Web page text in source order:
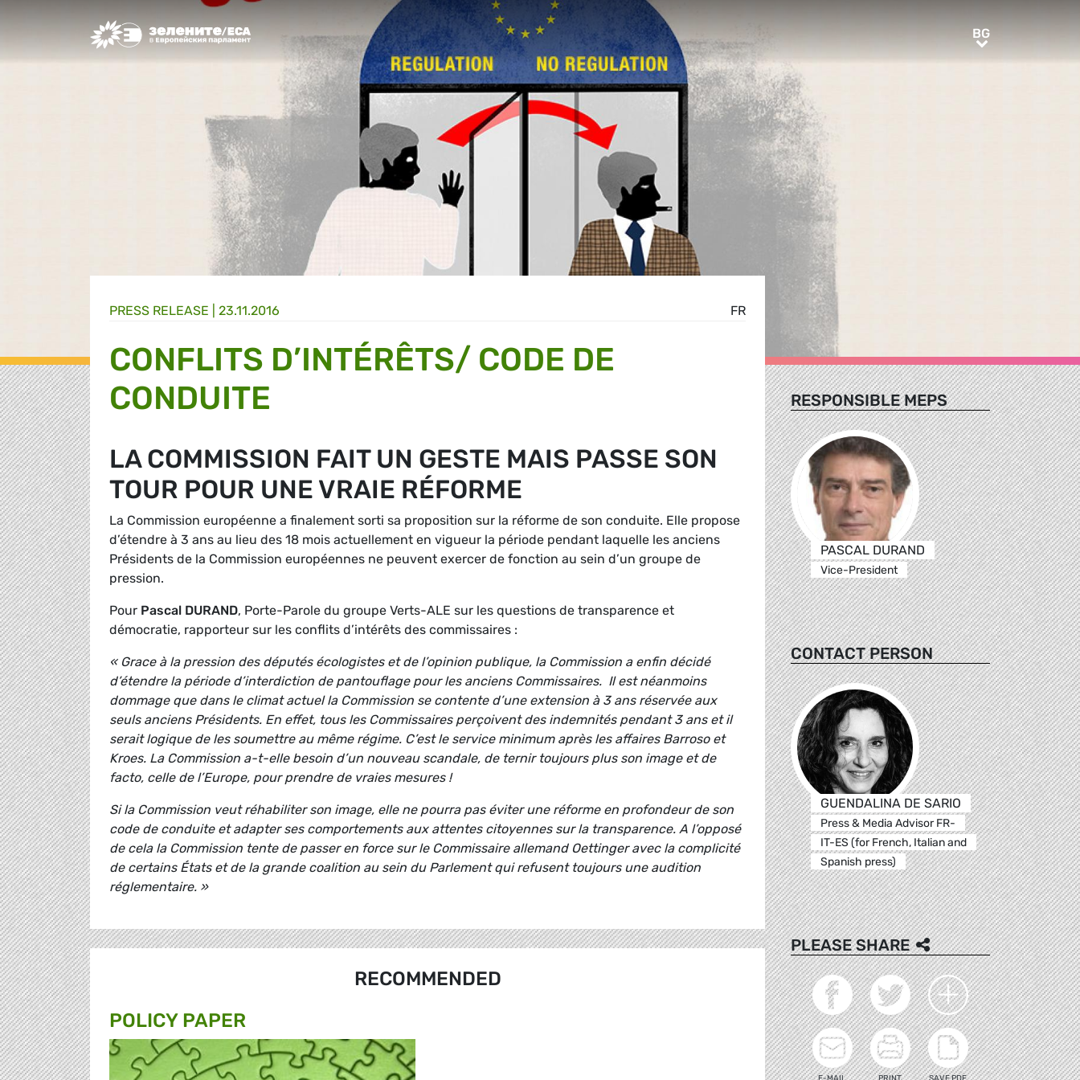
Greens/EFA Home BGBG
FR
PRESS RELEASE | 23.11.2016
CONFLITS D’INTÉRÊTS/ CODE DE
CONDUITE
LA COMMISSION FAIT UN GESTE MAIS PASSE SON
TOUR POUR UNE VRAIE RÉFORME
La Commission européenne a finalement sorti sa proposition sur la réforme de son conduite. Elle propose
d’étendre à 3 ans au lieu des 18 mois actuellement en vigueur la période pendant laquelle les anciens
Présidents de la Commission européennes ne peuvent exercer de fonction au sein d’un groupe de
pression.
Pour Pascal DURAND, Porte-Parole du groupe Verts-ALE sur les questions de transparence et
démocratie, rapporteur sur les conflits d’intérêts des commissaires :
« Grace à la pression des députés écologistes et de l’opinion publique, la Commission a enfin décidé
d’étendre la période d’interdiction de pantouflage pour les anciens Commissaires. Il est néanmoins
dommage que dans le climat actuel la Commission se contente d’une extension à 3 ans réservée aux
seuls anciens Présidents. En effet, tous les Commissaires perçoivent des indemnités pendant 3 ans et il
serait logique de les soumettre au même régime. C’est le service minimum après les affaires Barroso et
Kroes. La Commission a-t-elle besoin d’un nouveau scandale, de ternir toujours plus son image et de
facto, celle de l’Europe, pour prendre de vraies mesures !
Si la Commission veut réhabiliter son image, elle ne pourra pas éviter une réforme en profondeur de son
code de conduite et adapter ses comportements aux attentes citoyennes sur la transparence. A l’opposé
de cela la Commission tente de passer en force sur le Commissaire allemand Oettinger avec la complicité
de certains États et de la grande coalition au sein du Parlement qui refusent toujours une audition
réglementaire. »
RECOMMENDED
POLICY PAPER
RESPONSIBLE MEPS
PASCAL DURAND
Vice-President
CONTACT PERSON
GUENDALINA DE SARIO
Press & Media Advisor FR-
IT-ES (for French, Italian and
Spanish press)
PLEASE SHARE
E-MAIL PRINT SAVE PDF